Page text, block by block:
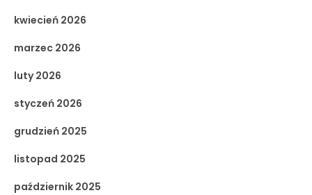
kwiecień 2026
marzec 2026
luty 2026
styczeń 2026
grudzień 2025
listopad 2025
październik 2025